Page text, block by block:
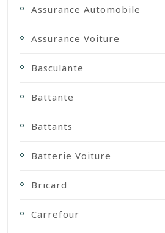
Assurance Automobile
Assurance Voiture
Basculante
Battante
Battants
Batterie Voiture
Bricard
Carrefour